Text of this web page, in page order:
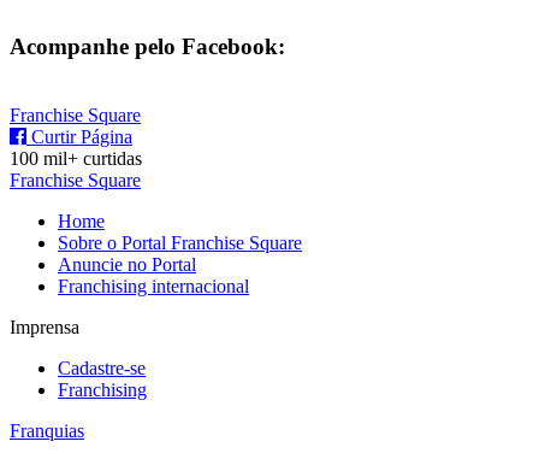
Acompanhe pelo Facebook:
Franchise Square
Curtir Página
100 mil+ curtidas
Franchise Square
Home
Sobre o Portal Franchise Square
Anuncie no Portal
Franchising internacional
Imprensa
Cadastre-se
Franchising
Franquias